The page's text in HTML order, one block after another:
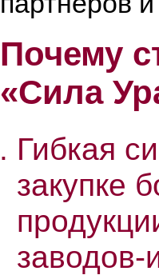
Почему
«Сила
Гибкая
закупке
заводов-